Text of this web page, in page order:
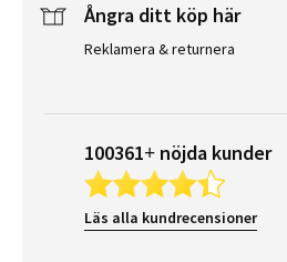
Ångra ditt köp här
Reklamera & returnera
100361+ nöjda kunder
Läs alla kundrecensioner